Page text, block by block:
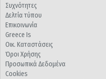
Συχνότητες
Δελτία τύπου
Επικοινωνία
Greece Is
Οικ. Καταστάσεις
Όροι Χρήσης
Προσωπικά Δεδομένα
Cookies